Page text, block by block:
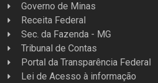
Governo de Minas
Receita Federal
Sec. da Fazenda - MG
Tribunal de Contas
Portal da Transparência Federal
Lei de Acesso à informação